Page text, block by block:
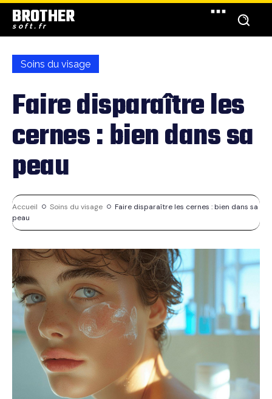
BROTHER
soft.fr
Soins du visage
Faire disparaître les
cernes : bien dans sa
peau
Accueil Soins du visage
Faire disparaître les cernes : bien dans sa
peau